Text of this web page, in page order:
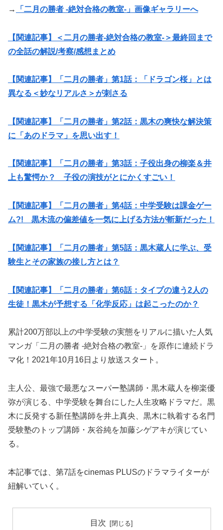
→ 「二月の勝者 -絶対合格の教室-」画像ギャラリーへ
【関連記事】＜二月の勝者-絶対合格の教室-＞最終回まで
の全話の解説/考察/感想まとめ
【関連記事】「二月の勝者」第1話：「ドラゴン桜」とは
異なる＜妙なリアルさ＞が刺さる
【関連記事】「二月の勝者」第2話：黒木の爽快な解決策
に「あのドラマ」を思い出す！
【関連記事】「二月の勝者」第3話：子役出身の柳楽＆井
上も驚愕か？ 子役の演技がとにかくすごい！
【関連記事】「二月の勝者」第4話：中学受験は課金ゲー
ム?! 黒木流の偏差値を一気に上げる方法が斬新だった！
【関連記事】「二月の勝者」第5話：黒木蔵人に学ぶ、受
験生とその家族の接し方とは？
【関連記事】「二月の勝者」第6話：タイプの違う2人の
生徒！黒木が予想する「化学反応」は起こったのか？
累計200万部以上の中学受験の実態をリアルに描いた人気
マンガ「二月の勝者 -絶対合格の教室-」を原作に連続ドラ
マ化！2021年10月16日より放送スタート。
主人公、最強で最悪なスーパー塾講師・黒木蔵人を柳楽優
弥が演じる、中学受験を舞台にした人生攻略ドラマだ。黒
木に反発する新任塾講師を井上真央、黒木に執着する名門
受験塾のトップ講師・灰谷純を加藤シゲアキが演じてい
る。
本記事では、第7話をcinemas PLUSのドラマライターが
紐解いていく。
目次